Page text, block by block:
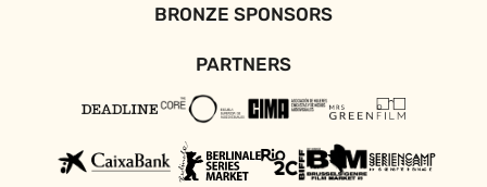
BRONZE SPONSORS
PARTNERS